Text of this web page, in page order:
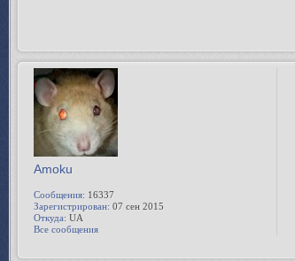
Amoku
Сообщения: 16337
Зарегистрирован: 07 сен 2015
Откуда: UA
Все сообщения